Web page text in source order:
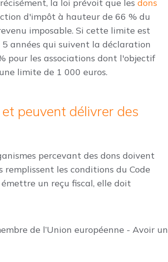
la loi prévoit que les dons
d'impôt à hauteur de 66 % du
imposable. Si cette limite est
années qui suivent la déclaration
pour les associations dont l'objectif
limite de 1 000 euros.
peuvent délivrer des
percevant des dons doivent
les conditions du Code
un reçu fiscal, elle doit
de l’Union européenne - Avoir un